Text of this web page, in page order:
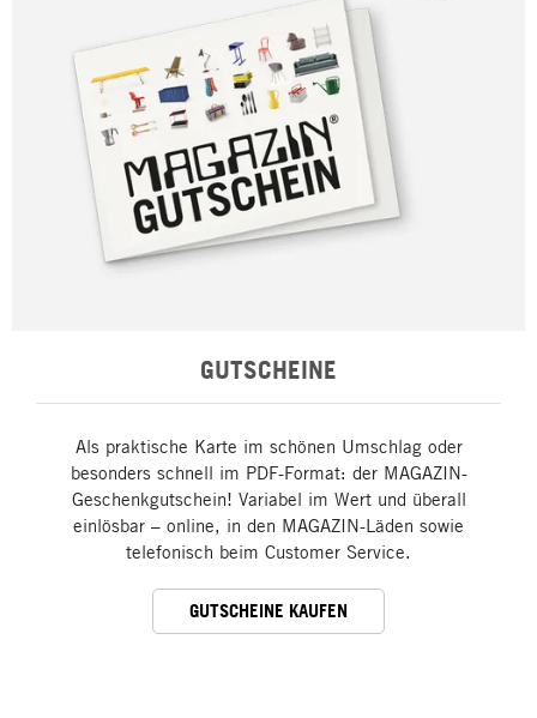
GUTSCHEINE
Als praktische Karte im schönen Umschlag oder
besonders schnell im PDF-Format: der MAGAZIN-
Geschenkgutschein! Variabel im Wert und überall
einlösbar – online, in den MAGAZIN-Läden sowie
telefonisch beim Customer Service.
GUTSCHEINE KAUFEN